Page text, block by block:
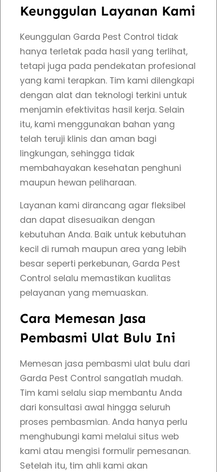
Keunggulan Layanan Kami
Keunggulan Garda Pest Control tidak
hanya terletak pada hasil yang terlihat,
tetapi juga pada pendekatan profesional
yang kami terapkan. Tim kami dilengkapi
dengan alat dan teknologi terkini untuk
menjamin efektivitas hasil kerja. Selain
itu, kami menggunakan bahan yang
telah teruji klinis dan aman bagi
lingkungan, sehingga tidak
membahayakan kesehatan penghuni
maupun hewan peliharaan.
Layanan kami dirancang agar fleksibel
dan dapat disesuaikan dengan
kebutuhan Anda. Baik untuk kebutuhan
kecil di rumah maupun area yang lebih
besar seperti perkebunan, Garda Pest
Control selalu memastikan kualitas
pelayanan yang memuaskan.
Cara Memesan Jasa
Pembasmi Ulat Bulu Ini
Memesan jasa pembasmi ulat bulu dari
Garda Pest Control sangatlah mudah.
Tim kami selalu siap membantu Anda
dari konsultasi awal hingga seluruh
proses pembasmian. Anda hanya perlu
menghubungi kami melalui situs web
kami atau mengisi formulir pemesanan.
Setelah itu, tim ahli kami akan